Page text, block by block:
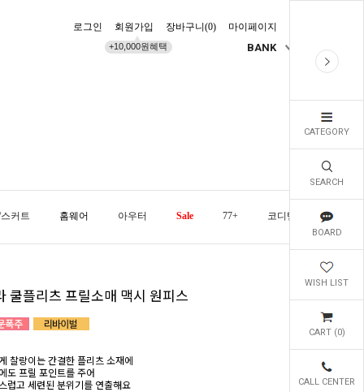
CATEGORY
SEARCH
BOARD
WISH LIST
CART (0)
CALL CENTER
로그인 회원가입
+10,000원혜택
장바구니(0) 마이페이지
BANK
커트 홈웨어 아우터 Sale 77+ 코디템 오늘발송
쿨플리츠 프릴소매 맥시 원피스
찰랑이는 간결한 플리츠 소재에
도 프릴 포인트를 주어
럽고 세련된 분위기를 연출해요